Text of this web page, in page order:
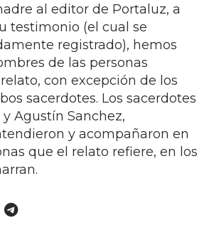
al editor de Portaluz, a
testimonio (el cual se
registrado), hemos
de las personas
con excepción de los
sacerdotes. Los sacerdotes
Agustín Sanchez,
y acompañaron en
que el relato refiere, en los